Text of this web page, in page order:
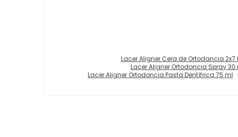
Lacer Aligner Cera de Ortodancia 2x7
Lacer Aligner Ortodoncia Spray 30
Lacer Aligner Ortodoncia Pasta Dentífrica 75 ml